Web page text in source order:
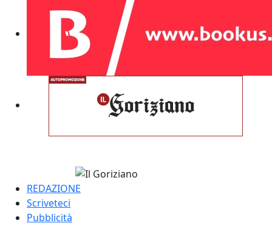
REDAZIONE
Scriveteci
Pubblicità